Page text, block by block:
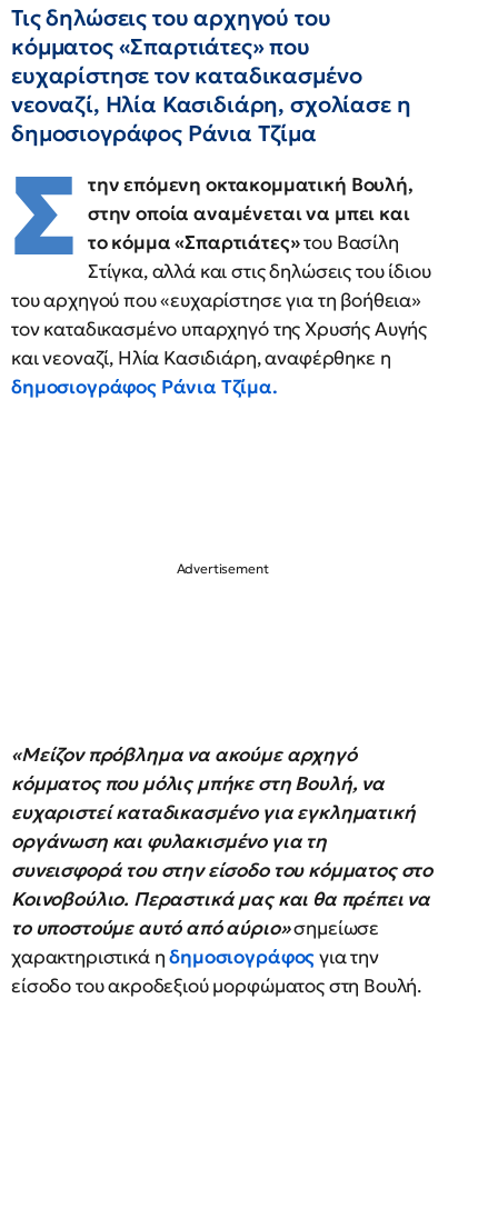
Τις δηλώσεις του αρχηγού του
κόμματος «Σπαρτιάτες» που
ευχαρίστησε τον καταδικασμένο
νεοναζί, Ηλία Κασιδιάρη, σχολίασε η
δημοσιογράφος Ράνια Τζίμα
Σ την επόμενη οκτακομματική Βουλή,
στην οποία αναμένεται να μπει και
το κόμμα «Σπαρτιάτες»του Βασίλη
Στίγκα, αλλά και στις δηλώσεις του ίδιου
του αρχηγού που «ευχαρίστησε για τη βοήθεια»
τον καταδικασμένο υπαρχηγό της Χρυσής Αυγής
και νεοναζί, Ηλία Κασιδιάρη, αναφέρθηκε η
δημοσιογράφος Ράνια Τζίμα.
«Μείζον πρόβλημα να ακούμε αρχηγό
κόμματος που μόλις μπήκε στη Βουλή, να
ευχαριστεί καταδικασμένο για εγκληματική
οργάνωση και φυλακισμένο για τη
συνεισφορά του στην είσοδο του κόμματος στο
Κοινοβούλιο. Περαστικά μας και θα πρέπει να
το υποστούμε αυτό από αύριο»σημείωσε
χαρακτηριστικά ηδημοσιογράφοςγια την
είσοδο του ακροδεξιού μορφώματος στη Βουλή.